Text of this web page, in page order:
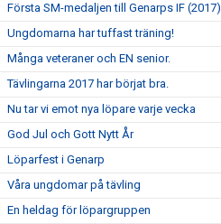
Första SM-medaljen till Genarps IF (2017)
Ungdomarna har tuffast träning!
Många veteraner och EN senior.
Tävlingarna 2017 har börjat bra.
Nu tar vi emot nya löpare varje vecka
God Jul och Gott Nytt År
Löparfest i Genarp
Våra ungdomar på tävling
En heldag för löpargruppen